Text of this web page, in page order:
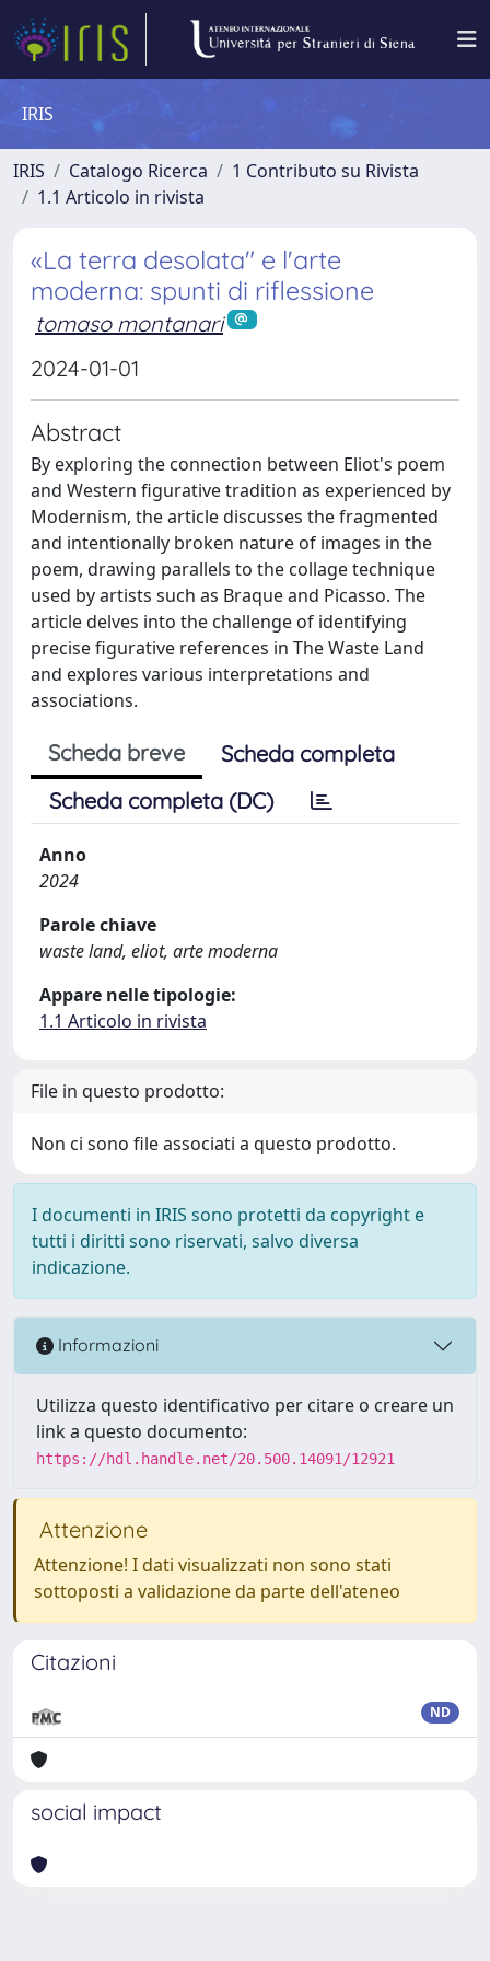
IRIS
IRIS Catalogo Ricerca
1 Contributo su Rivista
1.1 Articolo in rivista
«La terra desolata" e l'arte
moderna: spunti di riflessione
tomaso montanari
2024-01-01
Abstract
By exploring the connection between Eliot's poem
and Western figurative tradition as experienced by
Modernism, the article discusses the fragmented
and intentionally broken nature of images in the
poem, drawing parallels to the collage technique
used by artists such as Braque and Picasso. The
article delves into the challenge of identifying
precise figurative references in The Waste Land
and explores various interpretations and
associations.
Scheda breve
Scheda completa
Scheda completa (DC)
Anno
2024
Parole chiave
waste land, eliot, arte moderna
Appare nelle tipologie:
1.1 Articolo in rivista
File in questo prodotto:
Non ci sono file associati a questo prodotto.
I documenti in IRIS sono protetti da copyright e
tutti i diritti sono riservati, salvo diversa
indicazione.
Informazioni
Utilizza questo identificativo per citare o creare un
link a questo documento:
https://hdl.handle.net/20.500.14091/12921
Attenzione
Attenzione! I dati visualizzati non sono stati
sottoposti a validazione da parte dell'ateneo
Citazioni
ND
social impact